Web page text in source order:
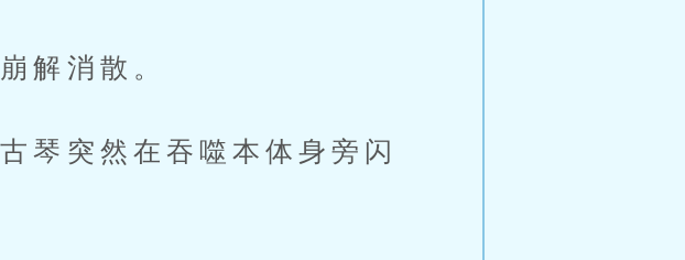
解消散。
琴突然在吞噬本体身旁闪